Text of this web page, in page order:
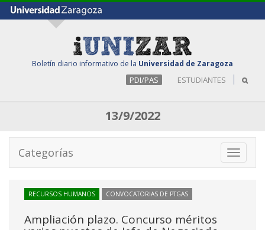
Boletín diario informativo de la Universidad de Zaragoza
PDI/PAS ESTUDIANTES
13/9/2022
Toggle
Categorías
RECURSOS HUMANOS CONVOCATORIAS DE PTGAS
Ampliación plazo. Concurso méritos